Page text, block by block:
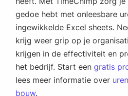
gedoe hebt met onleesbare
ingewikkelde Excel sheets.
krijg weer grip op je
krijgen in de effectiviteit en
het bedrijf. Start een gratis
lees meer informatie over
bouw.